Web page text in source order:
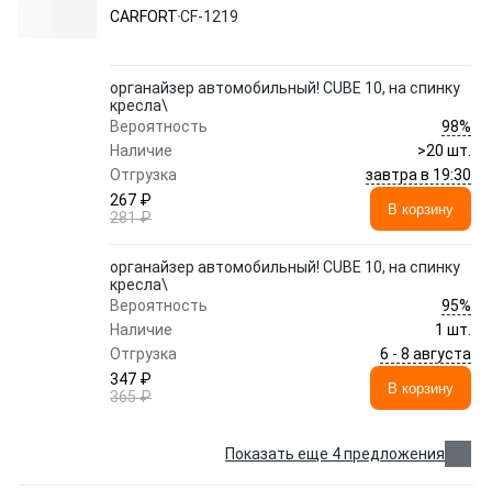
CARFORTCF-1219
органайзер автомобильный! CUBE 10, на спинку
кресла\
Вероятность
98%
Наличие
>20 шт.
Отгрузка
завтра в 19:30
267 ₽
281 ₽
В корзину
органайзер автомобильный! CUBE 10, на спинку
кресла\
Вероятность
95%
Наличие
1 шт.
Отгрузка
6 - 8 августа
347 ₽
365 ₽
В корзину
Показать еще 4 предложения